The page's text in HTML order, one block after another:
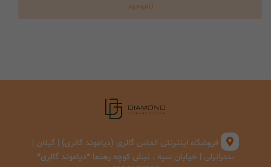
ناموجود
فروشگاه اینترنتی الماس گالری (دیاموند گالری) | گیلان |
بندرانزلی | خیابان سپه ، نبش کوچه رهنما *دیاموند گالری*